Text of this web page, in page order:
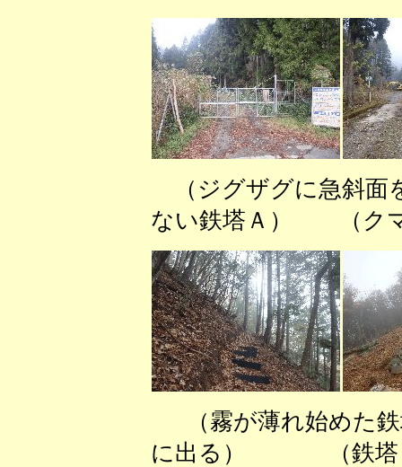
（ジグザグに急斜
ない鉄塔Ａ） （クマ
（霧が薄れ始め
に出る） （鉄塔Ｃ